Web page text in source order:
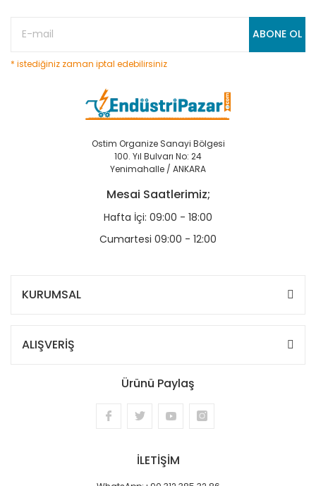
ABONE OL
* istediğiniz zaman iptal edebilirsiniz
Ostim Organize Sanayi Bölgesi
100. Yıl Bulvarı No: 24
Yenimahalle / ANKARA
Mesai Saatlerimiz;
Hafta İçi: 09:00 - 18:00
Cumartesi 09:00 - 12:00
KURUMSAL
ALIŞVERİŞ
Ürünü Paylaş
İLETİŞİM